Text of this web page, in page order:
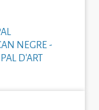
NEGRE -
D'ART